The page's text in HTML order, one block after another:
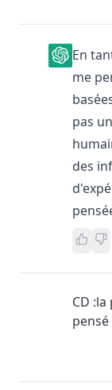
En
me
pas
des
CD